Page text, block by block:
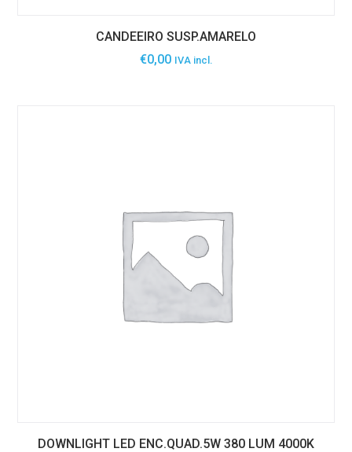
CANDEEIRO SUSP.AMARELO
€0,00 IVA incl.
DOWNLIGHT LED ENC.QUAD.5W 380 LUM 4000K